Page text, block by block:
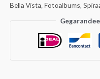
Bella Vista, Fotoalbums,